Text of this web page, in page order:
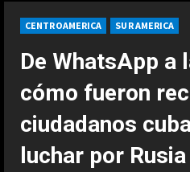
CENTROAMERICA SUR AMERICA
De WhatsApp a
cómo fueron
ciudadanos
luchar por